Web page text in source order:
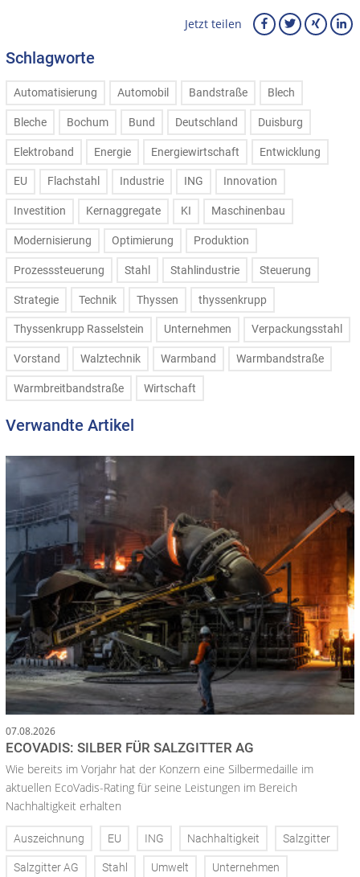
Jetzt teilen
Schlagworte
Automatisierung Automobil Bandstraße Blech
Bleche Bochum Bund Deutschland Duisburg
Elektroband Energie Energiewirtschaft Entwicklung
EU Flachstahl Industrie ING Innovation
Investition Kernaggregate KI Maschinenbau
Modernisierung Optimierung Produktion
Prozesssteuerung Stahl Stahlindustrie Steuerung
Strategie Technik Thyssen thyssenkrupp
Thyssenkrupp Rasselstein Unternehmen Verpackungsstahl
Vorstand Walztechnik Warmband Warmbandstraße
Warmbreitbandstraße Wirtschaft
Verwandte Artikel
07.08.2026
ECOVADIS: SILBER FÜR SALZGITTER AG
Wie bereits im Vorjahr hat der Konzern eine Silbermedaille im
aktuellen EcoVadis-Rating für seine Leistungen im Bereich
Nachhaltigkeit erhalten
Auszeichnung EU ING Nachhaltigkeit Salzgitter
Salzgitter AG Stahl Umwelt Unternehmen